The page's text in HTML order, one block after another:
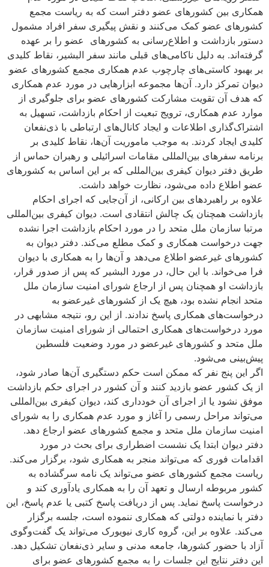
همکاری بین کشورهای عضو دفتر است که به ریاست مجمع
کشورهای عضو کمک می‌کنند و نقش پیگیری سفر افراد مشمول
دستور بازداشت و اطلاع‌رسانی به کشورهای ‌ عضو را بر عهده
گرفته‌اند. به دلیل ناکامی‌های قبلی مانند سفر البشیر، نقاط کلیدی
بر بهبود کاستی‌های چارچوب عدم همکاری مجمع کشورهای عضو
دیوان تمرکز دارد. آن‌ها مجموعه ابزارهایی در مورد عدم همکاری
که هدف آن تقویت مشارکت کشورهای عضو برای جلوگیری از
موارد عدم همکاری، ترویج تبعیت از احکام بازداشت، تسهیل به
اشتراک‌گذاری اطلاعات و ایجاد کانال‌های ارتباطی با ذی‌نفعان
کلیدی ایجاد کردند. به موجب ماموریت آن‌ها، نقاط کلیدی بر
برنامه سفرهای بین‌المللی مقامات اسرائیلی و رهبران حماس از
طریق دفتر دیوان کیفری بین‌المللی که بر این اساس به کشورهای
عضو اطلاع داده می‌شود، نظارت خواهد داشت.
علاوه بر راهبردهای بین ارکانی، از آن‌جایی که اجرای احکام
بازداشت همچنان یک چالش انتقادی است. دیوان کیفری بین‌المللی
مرتبا سازمان ملل متحد را در مورد احکام بازداشت اجرا نشده
جهت درخواست همکاری و کمک مطلع می‌کند. دفتر دیوان به
کشورهای غیرعضو اطلاع می‌دهد و آن‌ها را به همکاری با دیوان
فرا می‌خواند. با این حال، در مورد البشیر که پس از صدور قرار،
بازداشت او همچنان پس از ارجاع شورای امنیت سازمان ملل
متحد انجام نشده بود، هیچ یک از کشورهای غیرعضو به
درخواست‌های همکاری پاسخ ندادند. از این رو، نتیجه مشابهی در
مورد درخواست‌های همکاری احتمالی از شورای امنیت سازمان
ملل متحد و کشورهای غیرعضو در مورد وضعیت فلسطین
پیش‌بینی می‌شود.
اگر این پنج نفر که ممکن است حکم دستگیری آن‌ها صادر شود،
از یک کشور عضو بازدید کنند و آن کشور در اجرای حکم بازداشت
موفق نشود یا از اجرای آن خودداری کند، دیوان کیفری بین‌المللی
می‌تواند مراحل رسمی را آغاز و مورد عدم همکاری را به شورای
امنیت سازمان ملل متحد و مجمع کشورهای عضو ارجاع دهد.
دفتر دیوان ابتدا یک نشست اضطراری برای بحث در مورد
اقدامات فوری که می‌تواند منجر به همکاری شود، برگزار می‌کند.
ریاست مجمع کشورهای عضو می‌تواند یک نامه سرگشاده به
کشور مربوطه ارسال و تعهد آن را به همکاری یادآوری کند و
درخواست پاسخ نماید. پس از دریافت پاسخ کتبی یا عدم پاسخ، این
دفتر با نماینده دولتی که همکاری ننموده است، جلسه برگزار
می‌کند. علاوه بر این، گروه کاری نیویورک می‌تواند یک گفت‌وگوی
آزاد با حضور کشورها، جامعه مدنی و سایر ذی‌نفعان تشکیل دهد.
این دفتر نتایج این جلسات را به مجمع کشورهای عضو برای